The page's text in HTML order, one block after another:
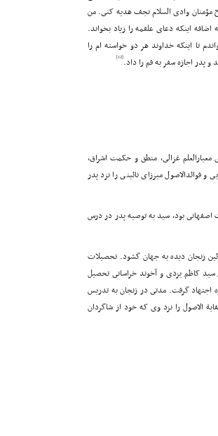
مؤمنان وادى السلام نجف هدیه کنى. من
اینکه دعاى علقمه را زیاد بخواند.
تا اینکه خداوند هر دو خواسته ام را
[12]
غزالى، منطق و حکمت اشراق،
فوائدالاصول میرزاى نائینى را نزد پدر
اصفهانى بود، سید به توصیه پدر در درس
سال 1291هـ .ق. در قصبه خوئین زنجان دیده به جهان گشود. تحصیلات
کاظم یزدى و آخوند خراسانى تحصیل
اجتهاد گرفت. مدتى در زنجان به تدریس
الاصول را نزد وى که خود از شاگردان